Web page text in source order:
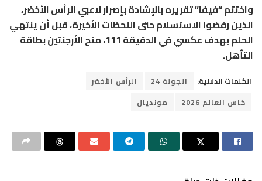
واختتم “فيفا” تقريره بالإشادة بإصرار لاعبي الرأس الأخضر،
الذين رفضوا الاستسلام حتى اللحظات الأخيرة، قبل أن ينتهي
الحلم بهدف عكسي في الدقيقة 111، منح الأرجنتين بطاقة
التأهل.
الكلمات الدلالية: الجولة 24
الرأس الأخضر
كاس العالم 2026
مونديال